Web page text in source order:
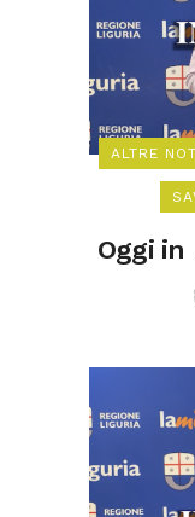
ALTRE
Oggi in